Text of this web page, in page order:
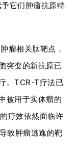
它们肿瘤抗原特
瘤相关肽靶点，
突变的新抗原已
。TCR-T疗法已
被用于实体瘤的
疗效依然面临许
致肿瘤逃逸的靶